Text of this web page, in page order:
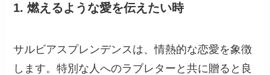
1.燃えるような愛を伝えたい時
サルビアスプレンデンスは、情熱的な恋愛を象徴
します。特別な人へのラブレターと共に贈ると良